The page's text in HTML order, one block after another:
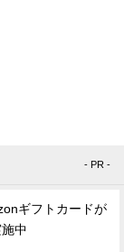
- PR -
ギフトカードが
中